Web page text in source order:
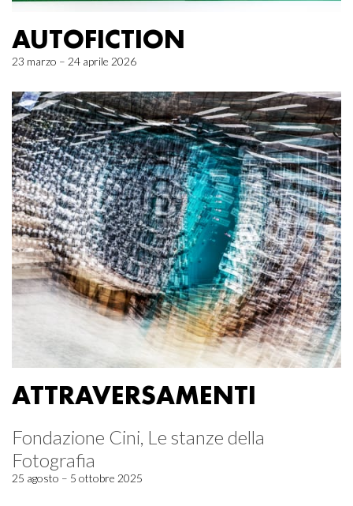
AUTOFICTION
23 marzo – 24 aprile 2026
ATTRAVERSAMENTI
Fondazione Cini, Le stanze della
Fotografia
25 agosto – 5 ottobre 2025